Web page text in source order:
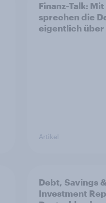
Finanz-Talk:
sprechen die
eigentlich über
Artikel
Debt, Savings &
Investment